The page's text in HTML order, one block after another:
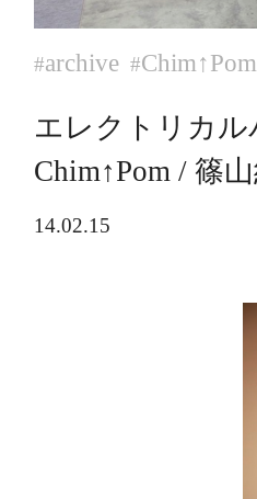
#archive #Chim↑Pom
エレクトリカ
Chim↑Pom / 篠
14.02.15